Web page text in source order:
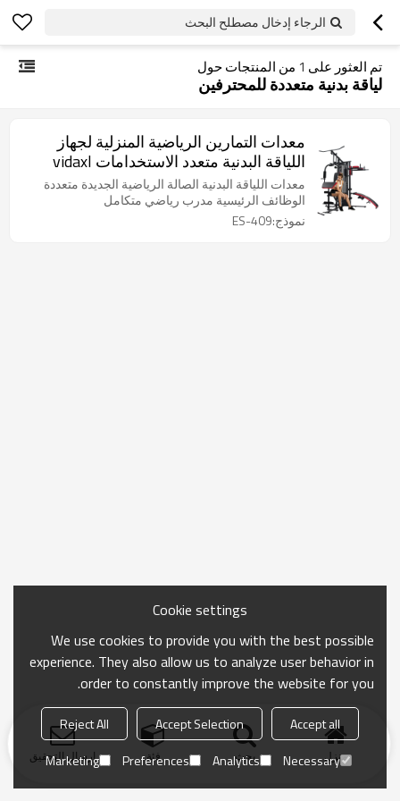
الرجاء إدخال مصطلح البحث
تم العثور على 1 من المنتجات حول
لياقة بدنية متعددة للمحترفين
معدات التمارين الرياضية المنزلية لجهاز
اللياقة البدنية متعدد الاستخدامات vidaxl
معدات اللياقة البدنية الصالة الرياضية الجديدة متعددة
الوظائف الرئيسية مدرب رياضي متكامل
نموذج:ES-409
منزل بحث فئة ارسال التحقيق
Cookie settings
We use cookies to provide you with the best possible
experience. They also allow us to analyze user behavior in
order to constantly improve the website for you.
Accept all
Accept Selection
Reject All
Necessary
Analytics
Preferences
Marketing